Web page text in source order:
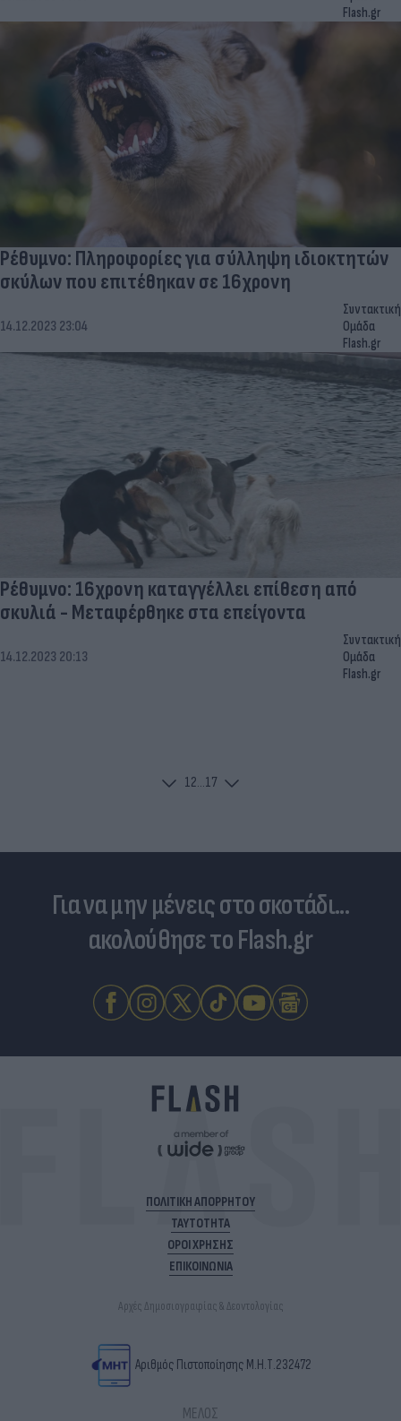
Flash.gr
Ρέθυμνο: Πληροφορίες για σύλληψη ιδιοκτητών
σκύλων που επιτέθηκαν σε 16χρονη
14.12.2023 23:04
Συντακτική
Ομάδα
Flash.gr
Ρέθυμνο: 16χρονη καταγγέλλει επίθεση από
σκυλιά - Μεταφέρθηκε στα επείγοντα
14.12.2023 20:13
Συντακτική
Ομάδα
Flash.gr
12...17
Για να μην μένεις στο σκοτάδι...
ακολούθησε το Flash.gr
ΠΟΛΙΤΙΚΗ ΑΠΟΡΡΗΤΟΥ
ΤΑΥΤΟΤΗΤΑ
ΟΡΟΙ ΧΡΗΣΗΣ
ΕΠΙΚΟΙΝΩΝΙΑ
Αρχές Δημοσιογραφίας & Δεοντολογίας
Αριθμός Πιστοποίησης Μ.Η.Τ.232472
ΜΕΛΟΣ